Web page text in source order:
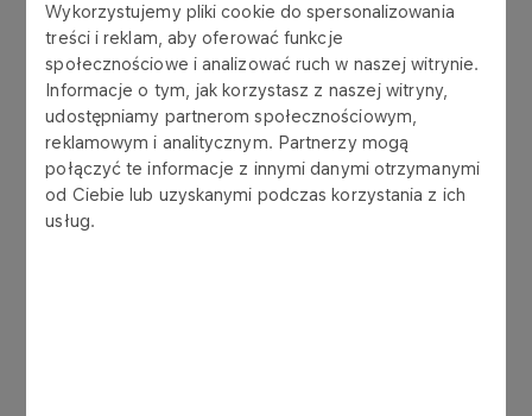
Wykorzystujemy pliki cookie do spersonalizowania
treści i reklam, aby oferować funkcje
społecznościowe i analizować ruch w naszej witrynie.
Informacje o tym, jak korzystasz z naszej witryny,
udostępniamy partnerom społecznościowym,
reklamowym i analitycznym. Partnerzy mogą
połączyć te informacje z innymi danymi otrzymanymi
od Ciebie lub uzyskanymi podczas korzystania z ich
usług.
Name
Surname